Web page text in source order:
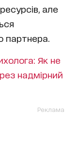
але
партнера.
Як не
надмірний
Реклама